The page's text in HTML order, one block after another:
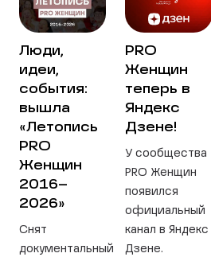
Люди,
идеи,
события:
вышла
«Летопись
PRO
Женщин
2016–
2026»
Снят
документальный
PRO
Женщин
теперь в
Яндекс
Дзене!
У сообщества
PRO Женщин
появился
официальный
канал в Яндекс
Дзене.